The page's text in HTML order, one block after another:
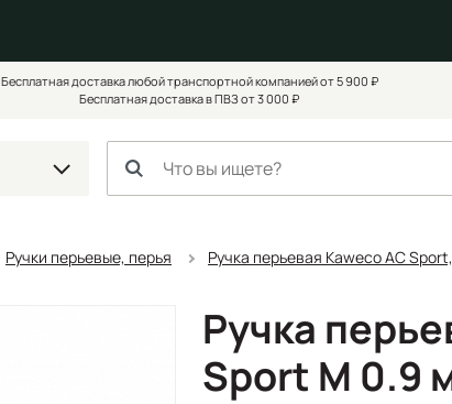
Бесплатная доставка любой транспортной компанией от 5 900 ₽
Бесплатная доставка в ПВЗ от 3 000 ₽
Ручки перьевые, перья Ручка перьевая Kaweco AC
Ручка
Sport M 0.9